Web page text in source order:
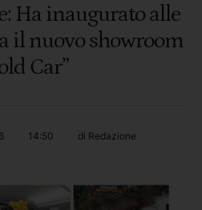
Ha inaugurato alle
il nuovo showroom
Car”
14:50 di Redazione